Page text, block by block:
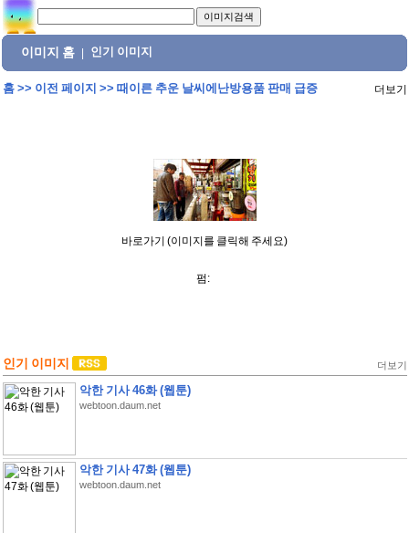
이미지 홈 인기 이미지
홈>> 이전 페이지 >> 때이른 추운 날씨에난방용품 판매 급증 더보기
바로가기 (이미지를 클릭해 주세요)
펌:
인기 이미지 더보기
악한 기사 46화 (웹툰)
webtoon.daum.net
악한 기사 47화 (웹툰)
webtoon.daum.net